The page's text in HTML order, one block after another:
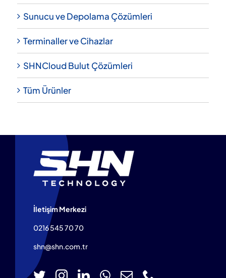
Sunucu ve Depolama Çözümleri
Terminaller ve Cihazlar
SHNCloud Bulut Çözümleri
Tüm Ürünler
İletişim Merkezi
0216 545 70 70
shn@shn.com.tr